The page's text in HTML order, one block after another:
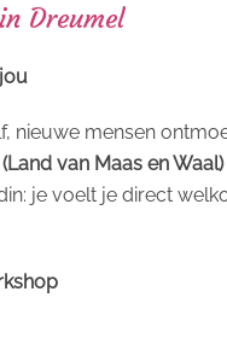
Dreumel
nieuwe mensen
van Maas en Waal)
je voelt je direct